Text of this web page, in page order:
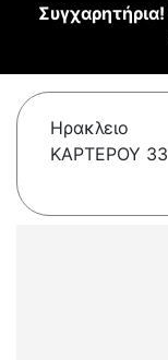
Συγχαρητήρια!
Ηρακλειο
ΚΑΡΤΕΡΟΥ 33